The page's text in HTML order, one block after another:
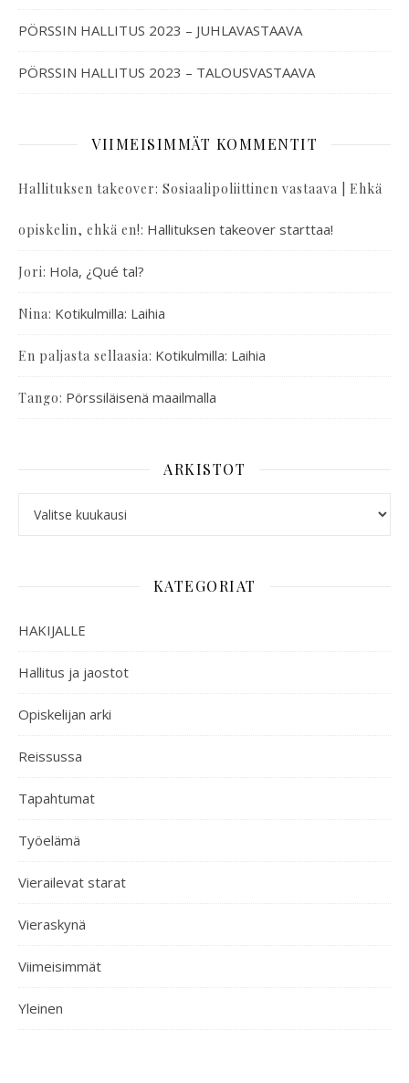
PÖRSSIN HALLITUS 2023 – JUHLAVASTAAVA
PÖRSSIN HALLITUS 2023 – TALOUSVASTAAVA
VIIMEISIMMÄT KOMMENTIT
Hallituksen takeover: Sosiaalipoliittinen vastaava | Ehkä
opiskelin, ehkä en!: Hallituksen takeover starttaa!
Jori: Hola, ¿Qué tal?
Nina: Kotikulmilla: Laihia
En paljasta sellaasia: Kotikulmilla: Laihia
Tango: Pörssiläisenä maailmalla
ARKISTOT
KATEGORIAT
HAKIJALLE
Hallitus ja jaostot
Opiskelijan arki
Reissussa
Tapahtumat
Työelämä
Vierailevat starat
Vieraskynä
Viimeisimmät
Yleinen